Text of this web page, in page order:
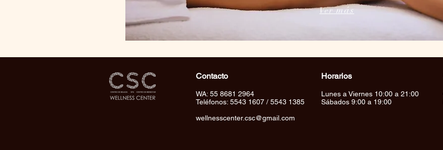
Vermás
Contacto
WA: 55 8681 2964
Teléfonos: 5543 1607 / 5543 1385
wellnesscenter.csc@gmail.com
Horarios
Lunes a Viernes 10:00 a 21:00
Sábados 9:00 a 19:00